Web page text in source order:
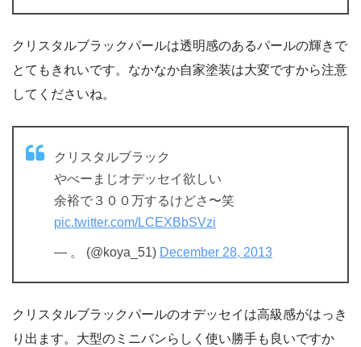
クリスタルブラックパールは透明感のあるパールの輝きで
とてもきれいです。なかなか自家塗装は大変ですから注意
してくださいね。
クリスタルブラック
やべーまじオデッセイ欲しい
余裕で３００万するけどさ〜笑
pic.twitter.com/LCEXBbSVzi
— 。 (@koya_51) December 28, 2013
クリスタルブラックパールのオデッセイは高級感がはっき
り出ます。大型のミニバンらしく使い勝手も良いですか